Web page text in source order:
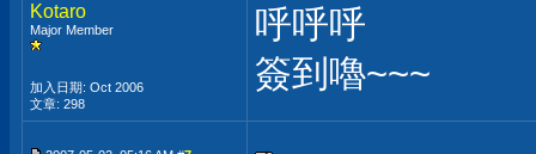
Kotaro
Major Member
加入日期: Oct 2006
文章: 298
呼呼呼
簽到嚕~~~